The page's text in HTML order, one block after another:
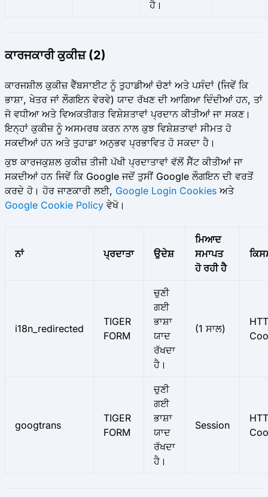
ਹੈ।
ਕਾਰਜਕਾਰੀ ਕੁਕੀਜ਼ (2)
ਕਾਰਜਸ਼ੀਲ ਕੁਕੀਜ਼ ਵੈੱਬਸਾਈਟ ਨੂੰ ਤੁਹਾਡੀਆਂ ਚੋਣਾਂ ਅਤੇ ਪਸੰਦਾਂ (ਜਿਵੇਂ ਕਿ
ਭਾਸ਼ਾ, ਖੇਤਰ ਜਾਂ ਲੌਗਇਨ ਵੇਰਵੇ) ਯਾਦ ਰੱਖਣ ਦੀ ਆਗਿਆ ਦਿੰਦੀਆਂ ਹਨ, ਤਾਂ
ਜੋ ਵਧੀਆ ਅਤੇ ਵਿਅਕਤੀਗਤ ਵਿਸ਼ੇਸ਼ਤਾਵਾਂ ਪ੍ਰਦਾਨ ਕੀਤੀਆਂ ਜਾ ਸਕਣ।
ਇਨ੍ਹਾਂ ਕੁਕੀਜ਼ ਨੂੰ ਅਸਮਰਥ ਕਰਨ ਨਾਲ ਕੁਝ ਵਿਸ਼ੇਸ਼ਤਾਵਾਂ ਸੀਮਤ ਹੋ
ਸਕਦੀਆਂ ਹਨ ਅਤੇ ਤੁਹਾਡਾ ਅਨੁਭਵ ਪ੍ਰਭਾਵਿਤ ਹੋ ਸਕਦਾ ਹੈ।
ਕੁਝ ਕਾਰਜਕੁਸ਼ਲ ਕੁਕੀਜ਼ ਤੀਜੀ ਪੱਖੀ ਪ੍ਰਦਾਤਾਵਾਂ ਵੱਲੋਂ ਸੈੱਟ ਕੀਤੀਆਂ ਜਾ
ਸਕਦੀਆਂ ਹਨ ਜਿਵੇਂ ਕਿ Google ਜਦੋਂ ਤੁਸੀਂ Google ਲੌਗਇਨ ਦੀ ਵਰਤੋਂ
ਕਰਦੇ ਹੋ। ਹੋਰ ਜਾਣਕਾਰੀ ਲਈ, Google Login Cookies ਅਤੇ
Google Cookie Policy ਵੇਖੋ।
ਨਾਂ ਪ੍ਰਦਾਤਾ ਉਦੇਸ਼
ਮਿਆਦ
ਸਮਾਪਤ
ਹੋ ਰਹੀ ਹੈ
i18n_redirected
TIGER
FORM
ਚੁਣੀ
ਗਈ
ਭਾਸ਼ਾ
ਯਾਦ
ਰੱਖਦਾ
ਹੈ।
(1 ਸਾਲ)
googtrans
TIGER
FORM
ਚੁਣੀ
ਗਈ
ਭਾਸ਼ਾ
ਯਾਦ
ਰੱਖਦਾ
ਹੈ।
Session